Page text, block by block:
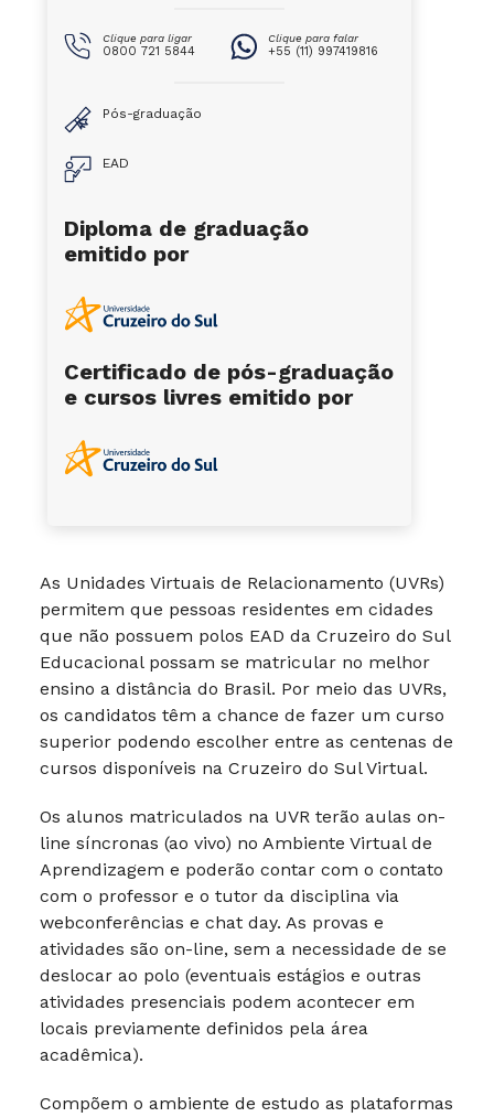
As Unidades Virtuais de Relacionamento (UVRs)
permitem que pessoas residentes em cidades
que não possuem polos EAD da Cruzeiro do Sul
Educacional possam se matricular no melhor
ensino a distância do Brasil. Por meio das UVRs,
os candidatos têm a chance de fazer um curso
superior podendo escolher entre as centenas de
cursos disponíveis na Cruzeiro do Sul Virtual.
Os alunos matriculados na UVR terão aulas on-
line síncronas (ao vivo) no Ambiente Virtual de
Aprendizagem e poderão contar com o contato
com o professor e o tutor da disciplina via
webconferências e chat day. As provas e
atividades são on-line, sem a necessidade de se
deslocar ao polo (eventuais estágios e outras
atividades presenciais podem acontecer em
locais previamente definidos pela área
acadêmica).
Compõem o ambiente de estudo as plataformas
Clique para ligar
0800 721 5844
Clique para falar
+55 (11) 997419816
Pós-graduação
EAD
Diploma de graduação
emitido por
Certificado de pós-graduação
e cursos livres emitido por